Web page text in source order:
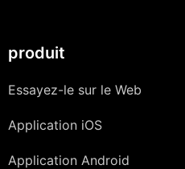
produit
Essayez-le sur le Web
Application iOS
Application Android